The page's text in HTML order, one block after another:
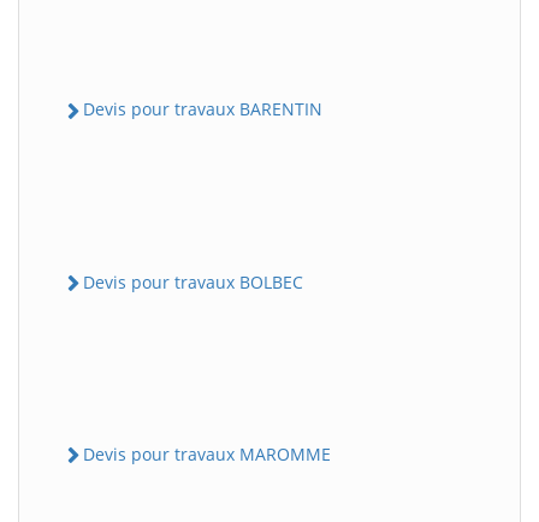
Devis pour travaux BARENTIN
Devis pour travaux BOLBEC
Devis pour travaux MAROMME